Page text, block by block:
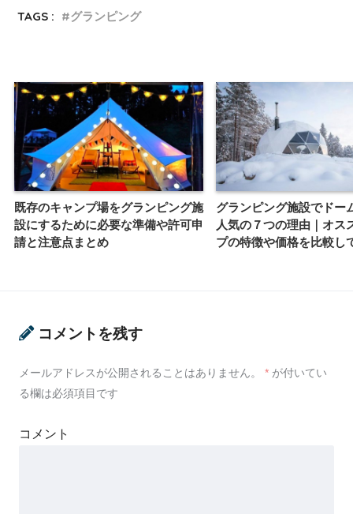
TAGS : グランピング
既存のキャンプ場をグランピング施
設にするために必要な準備や許可申
請と注意点まとめ
グランピング施設でドー
人気の７つの理由｜オス
プの特徴や価格を比較し
コメントを残す
メールアドレスが公開されることはありません。 * が付いてい
る欄は必須項目です
コメント